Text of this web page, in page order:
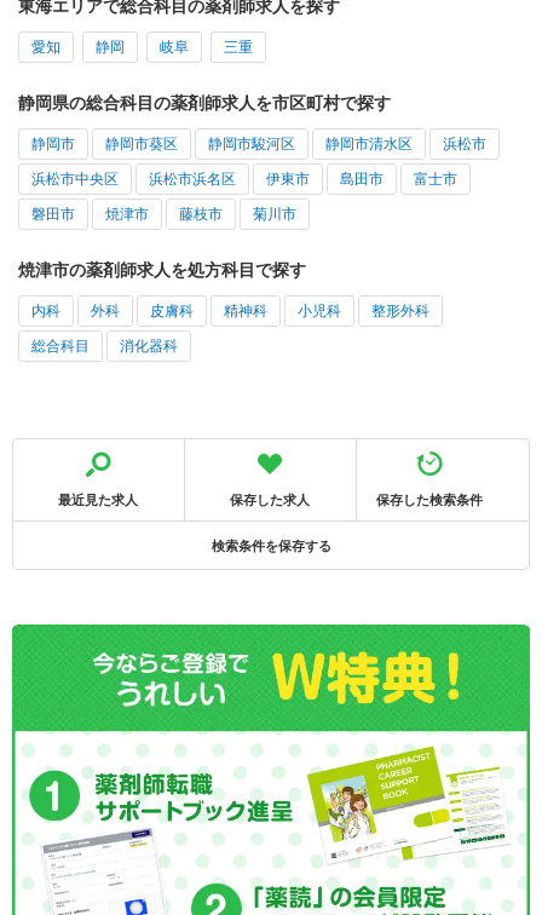
東海エリアで総合科目の薬剤師求人を探す
愛知 静岡 岐阜 三重
静岡県の総合科目の薬剤師求人を市区町村で探す
静岡市 静岡市葵区 静岡市駿河区 静岡市清水区 浜松市
浜松市中央区 浜松市浜名区 伊東市 島田市 富士市
磐田市 焼津市 藤枝市 菊川市
焼津市の薬剤師求人を処方科目で探す
内科 外科 皮膚科 精神科 小児科 整形外科
総合科目 消化器科
最近見た求人 保存した求人 保存した検索条件
検索条件を保存する